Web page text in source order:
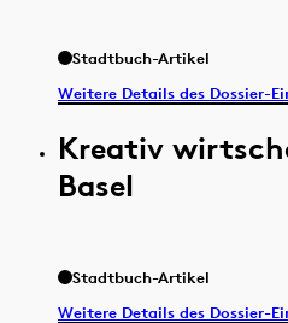
Stadtbuch-Artikel
Weitere Details des Dossier-
Kreativ
Basel
Stadtbuch-Artikel
Weitere Details des Dossier-